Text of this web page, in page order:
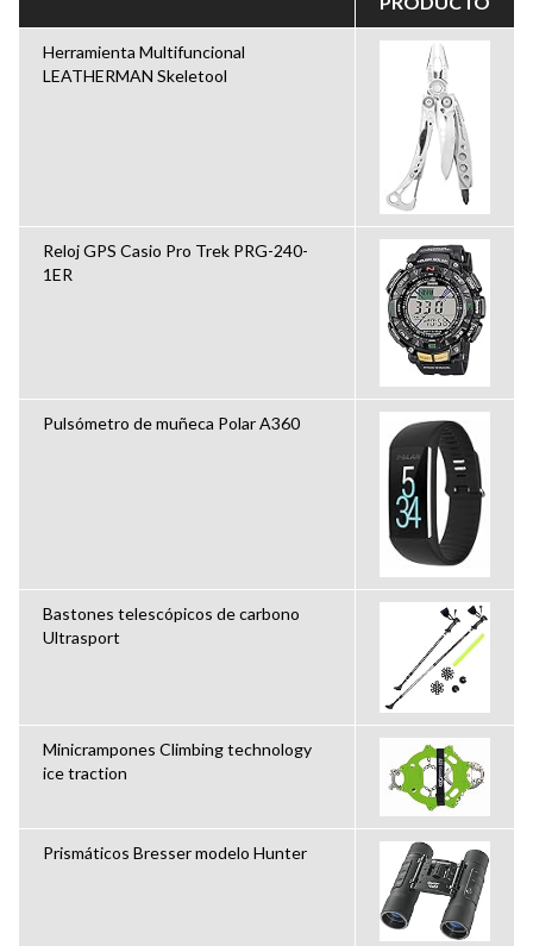
Herramienta Multifuncional
LEATHERMAN Skeletool
Reloj GPS Casio Pro Trek PRG-240-
1ER
Pulsómetro de muñeca Polar A360
Bastones telescópicos de carbono
Ultrasport
Minicrampones Climbing technology
ice traction
Prismáticos Bresser modelo Hunter